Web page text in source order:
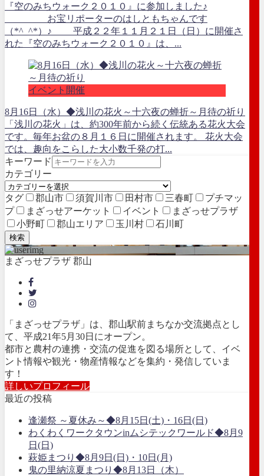
『空のみちウォーク２０１０』に参加しました♪
お宝リポーターのはしともちゃんです
（*^_^*）♪ 平成２２年１１月２１日（日）に開催さ
れた『空のみちウォーク２０１０』は、...
イベント開催
8月16日（水）◆浅川の花火～十六夜の蝉折～月待の祈り
「浅川の花火」は、約300年前から続く伝統ある花火大会
です。毎年お盆の８月１６日に開催されます。 花火大会
では、趣向をこらした大小数千発の打...
キーワード
カテゴリー
タグ 郡山市 須賀川市 田村市 三春町
プチマッ
プ
まざっせアーケット イベント
まざっせプラザ
小野町
郡山エリア 玉川村 石川町
検索
まざっせプラザ 郡山
「まざっせプラザ」は、郡山駅前まちなか交流拠点とし
て、平成21年5月30日にオープン。
都市と農村の連携・交流の促進を図る場所として、イベ
ント情報や観光・物産情報などを集約・発信していま
す！
詳しいプロフィール
最近の投稿
逢瀬祭 ～夏休み～◆8月15日(土)・16日(日)
わくわくワークタウンinムシテックワールド◆8月9
日(日)
萩姫まつり◆8月9日(日)・10日(月)
鬼の里納涼夏まつり◆8月13日（木）